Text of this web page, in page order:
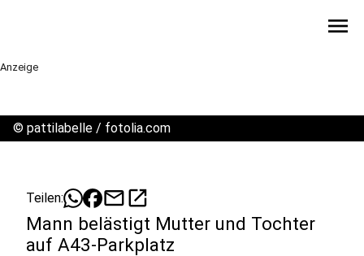
menu
Anzeige
© pattilabelle / fotolia.com
Teilen: mailopen_in_new
Mann belästigt Mutter und Tochter
auf A43-Parkplatz